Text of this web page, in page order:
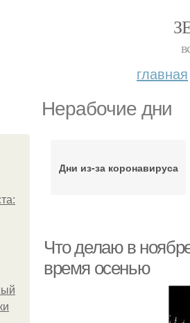
главная
Нерабочие дни
Дни из-за коронавируса
Что делаю в
время осенью